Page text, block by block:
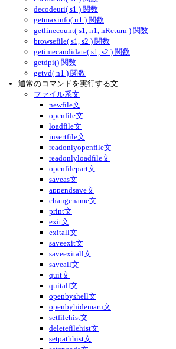
decodeuri( s1 ) 関数
getmaxinfo( n1 ) 関数
getlinecount( s1, n1, nReturn ) 関数
browsefile( s1, s2 ) 関数
getimecandidate( s1, s2 ) 関数
getdpi() 関数
getvd( n1 ) 関数
通常のコマンドを実行する文
ファイル系文
newfile文
openfile文
loadfile文
insertfile文
readonlyopenfile文
readonlyloadfile文
openfilepart文
saveas文
appendsave文
changename文
print文
exit文
exitall文
saveexit文
saveexitall文
saveall文
quit文
quitall文
openbyshell文
openbyhidemaru文
setfilehist文
deletefilehist文
setpathhist文